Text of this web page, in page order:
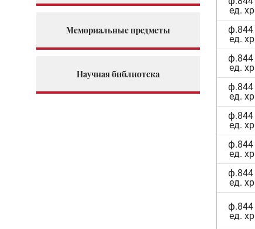
Мемориальные предметы
Научная библиотека
ед.
ф.844
ед.
ф.844
ед.
ф.844
ед.
ф.844
ед.
ф.844
ед.
ф.844
ед.
ф.844
ед.